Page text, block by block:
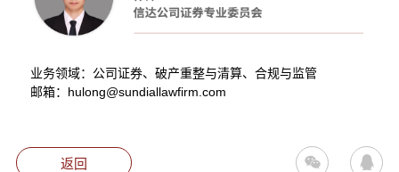
业务领域：公司证券、破产重整与清算、合规与监管
邮箱：hulong@sundiallawfirm.com
返回